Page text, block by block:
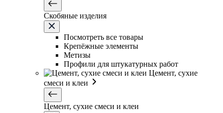
Скобяные изделия
Посмотреть все товары
Крепёжные элементы
Метизы
Профили для штукатурных работ
Цемент, сухие
смеси и клеи
Цемент, сухие смеси и клеи